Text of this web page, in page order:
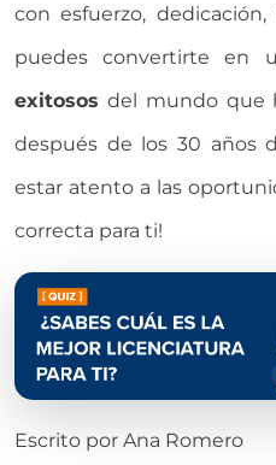
con esfuerzo,
puedes convertirte en
exitosos del mundo que
después de los 30 años
estar atento a las
correcta para ti!
Escrito por Ana Romero